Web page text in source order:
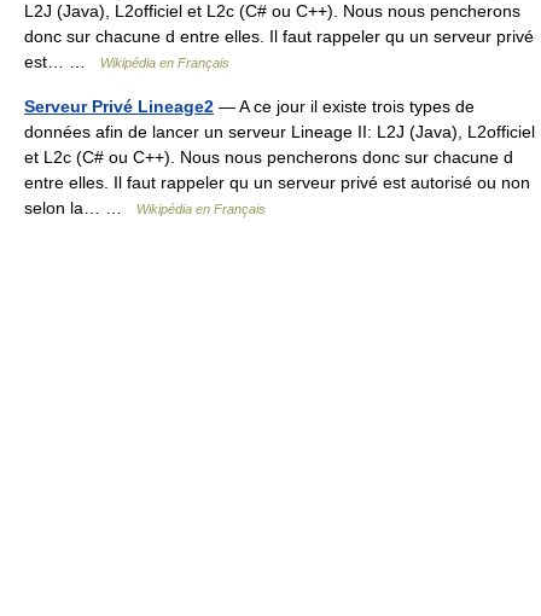
L2J (Java), L2officiel et L2c (C# ou C++). Nous nous pencherons
donc sur chacune d entre elles. Il faut rappeler qu un serveur privé
est… …
Wikipédia en Français
Serveur Privé Lineage2 — A ce jour il existe trois types de
données afin de lancer un serveur Lineage II: L2J (Java), L2officiel
et L2c (C# ou C++). Nous nous pencherons donc sur chacune d
entre elles. Il faut rappeler qu un serveur privé est autorisé ou non
selon la… …
Wikipédia en Français